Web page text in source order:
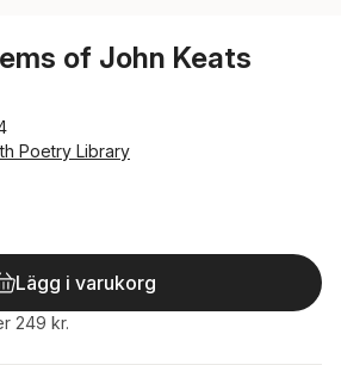
of John Keats
Poetry Library
antal röster:
Lägg i varukorg
249 kr.